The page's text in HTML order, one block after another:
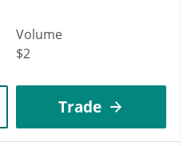
Volume
$2
Trade